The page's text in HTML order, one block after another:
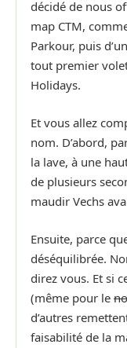
décidé de nous
map CTM,
Parkour, puis
tout premier
Holidays.
Et vous allez
nom. D’abord,
la lave, à une
de plusieurs
maudir Vechs
Ensuite, parce
déséquilibrée.
direz vous. Et si
(même pour le
d’autres
faisabilité de la